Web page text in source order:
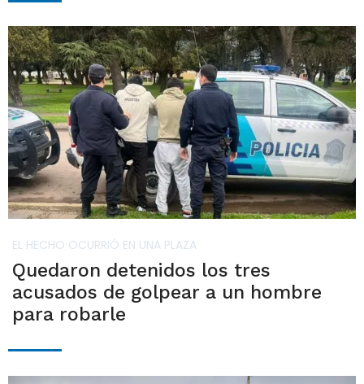
EL HECHO OCURRIÓ EN UNA PLAZA
Quedaron detenidos los tres
acusados de golpear a un hombre
para robarle